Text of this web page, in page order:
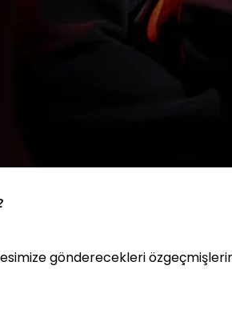
gönderecekleri